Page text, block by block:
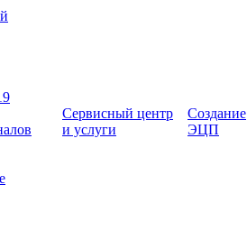
Сервисный центр
и услуги
Создание
ЭЦП